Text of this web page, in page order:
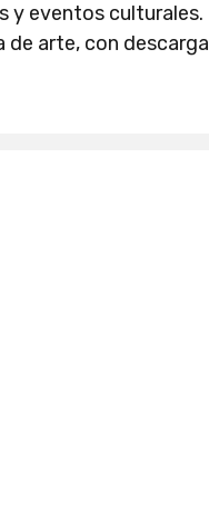
y eventos culturales.
de arte, con descarga